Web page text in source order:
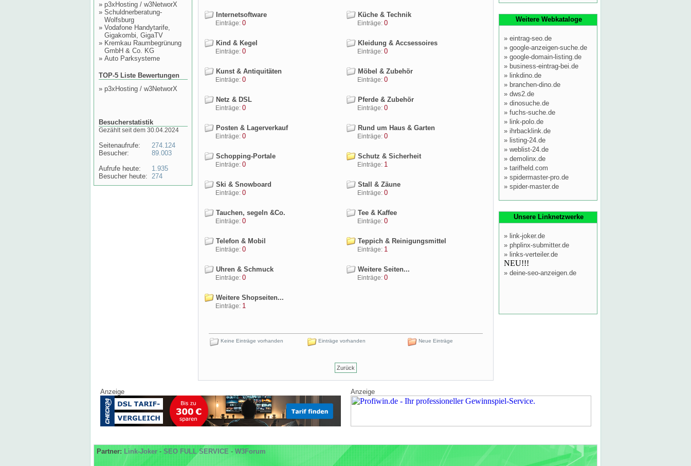
» p3xHosting / w3NetworX
» Schuldnerberatung-
Wolfsburg
» Vodafone Handytarife,
Gigakombi, GigaTV
» Kremkau Raumbegrünung
GmbH & Co. KG
» Auto Parksysteme
TOP-5 Liste Bewertungen
» p3xHosting / w3NetworX
Besucherstatistik
Gezählt seit dem 30.04.2024
Seitenaufrufe:
Besucher:
Aufrufe heute:
Besucher heute:
274.124
89.003
1.935
274
Internetsoftware
Einträge: 0
Küche & Technik
Einträge: 0
Kind & Kegel
Einträge: 0
Kleidung & Accsessoires
Einträge: 0
Kunst & Antiquitäten
Einträge: 0
Möbel & Zubehör
Einträge: 0
Netz & DSL
Einträge: 0
Pferde & Zubehör
Einträge: 0
Posten & Lagerverkauf
Einträge: 0
Rund um Haus & Garten
Einträge: 0
Schopping-Portale
Einträge: 0
Schutz & Sicherheit
Einträge: 1
Ski & Snowboard
Einträge: 0
Stall & Zäune
Einträge: 0
Tauchen, segeln &Co.
Einträge: 0
Tee & Kaffee
Einträge: 0
Telefon & Mobil
Einträge: 0
Teppich & Reinigungsmittel
Einträge: 1
Uhren & Schmuck
Einträge: 0
Weitere Seiten...
Einträge: 0
Weitere Shopseiten...
Einträge: 1
Keine Einträge vorhanden Einträge vorhanden Neue Einträge
Zurück
Weitere Webkataloge
» eintrag-seo.de
» google-anzeigen-suche.de
» google-domain-listing.de
» business-eintrag-bei.de
» linkdino.de
» branchen-dino.de
» dws2.de
» dinosuche.de
» fuchs-suche.de
» link-polo.de
» ihrbacklink.de
» listing-24.de
» weblist-24.de
» demolinx.de
» tarifheld.com
» spidermaster-pro.de
» spider-master.de
Unsere Linknetzwerke
» link-joker.de
» phplinx-submitter.de
» links-verteiler.de
NEU!!!
» deine-seo-anzeigen.de
Anzeige Anzeige
Partner: Link-Joker - SEO FULL SERVICE - W3Forum